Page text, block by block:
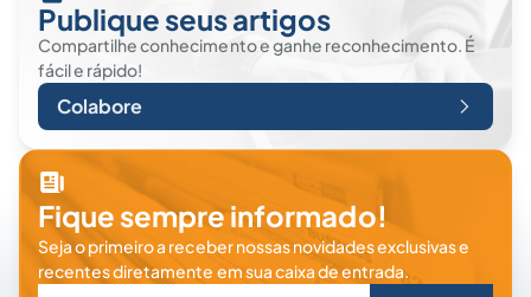
Publique seus artigos
Compartilhe conhecimento e ganhe reconhecimento. É
fácil e rápido!
Colabore
Fique sempre informado!
Seja o primeiro a receber nossas novidades exclusivas e
recentes diretamente em sua caixa de entrada.